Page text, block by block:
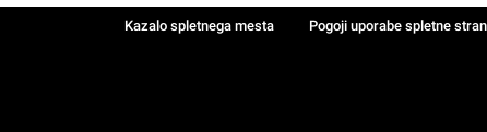
Kazalo spletnega mesta Pogoji uporabe spletne